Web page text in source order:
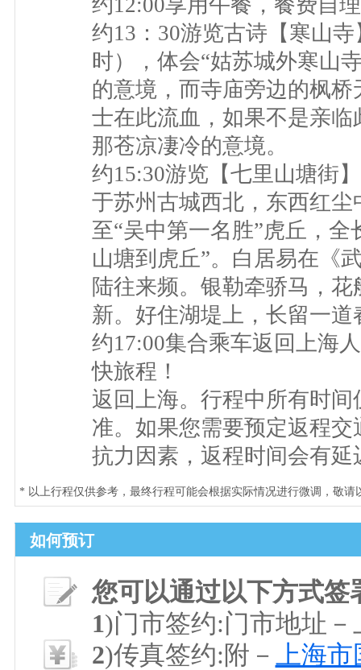
约12:00享用午餐，餐费自
约13：30游览古诗【寒山
时），体会“姑苏城外寒山
的意境，而寺庙旁边的枫
士在此流血，如果不是亲
那苍凉凄冷的意境。
约15:30游览【七里山塘街
于苏州古城西北，东西红
至“吴中第一名胜”虎丘，
山塘到虎丘”。白居易在《
陆往来频。银勒牵骄马，
新。好住湖堤上，长留一道
约17:00集合乘车返回上海
快旅程！
返回上海。行程中所有时
准。如果您需要预定返程
抗力因素，返程时间会有延
* 以上行程仅供参考，最终行程可能会根据实际情况进行微调，敬请
如何预订
您可以通过以下方式签
1)门市签约:门市地址
2)传真签约:附－ 上海市